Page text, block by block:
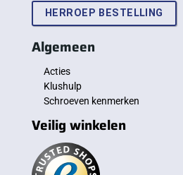
HERROEP BESTELLING
Algemeen
Acties
Klushulp
Schroeven kenmerken
Veilig winkelen